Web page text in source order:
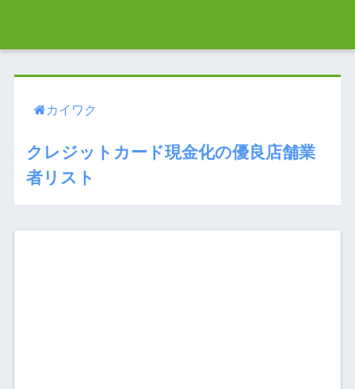
カイワク
クレジットカード現金化の優良店舗業
者リスト